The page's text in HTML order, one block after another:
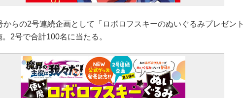
らの2号連続企画として「ロボロフスキーのぬいぐるみプレゼント
2号で合計100名に当たる。